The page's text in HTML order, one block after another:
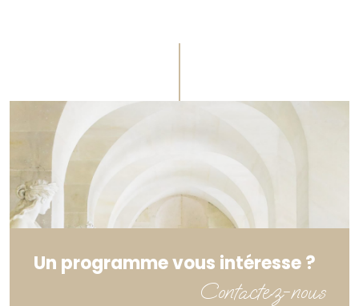
Un programme vous intéresse ?
Contactez-nous